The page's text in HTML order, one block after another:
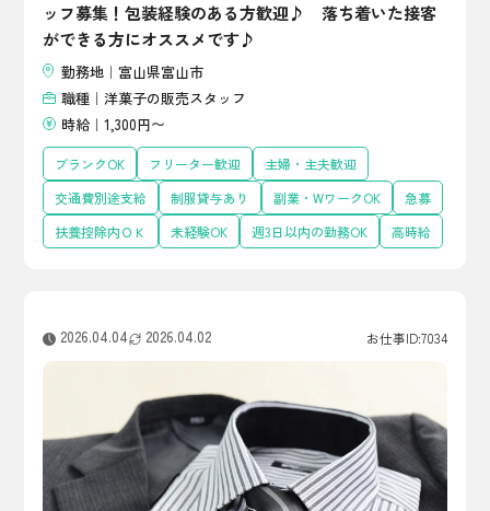
ッフ募集！包装経験のある方歓迎♪ 落ち着いた接客
ができる方にオススメです♪
勤務地｜富山県富山市
職種｜洋菓子の販売スタッフ
時給｜1,300円〜
ブランクOK フリーター歓迎
主婦・主夫歓迎
交通費別途支給
制服貸与あり 副業・WワークOK
急募
扶養控除内ＯＫ
未経験OK 週3日以内の勤務OK 高時給
2026.04.04 2026.04.02 お仕事ID:7034